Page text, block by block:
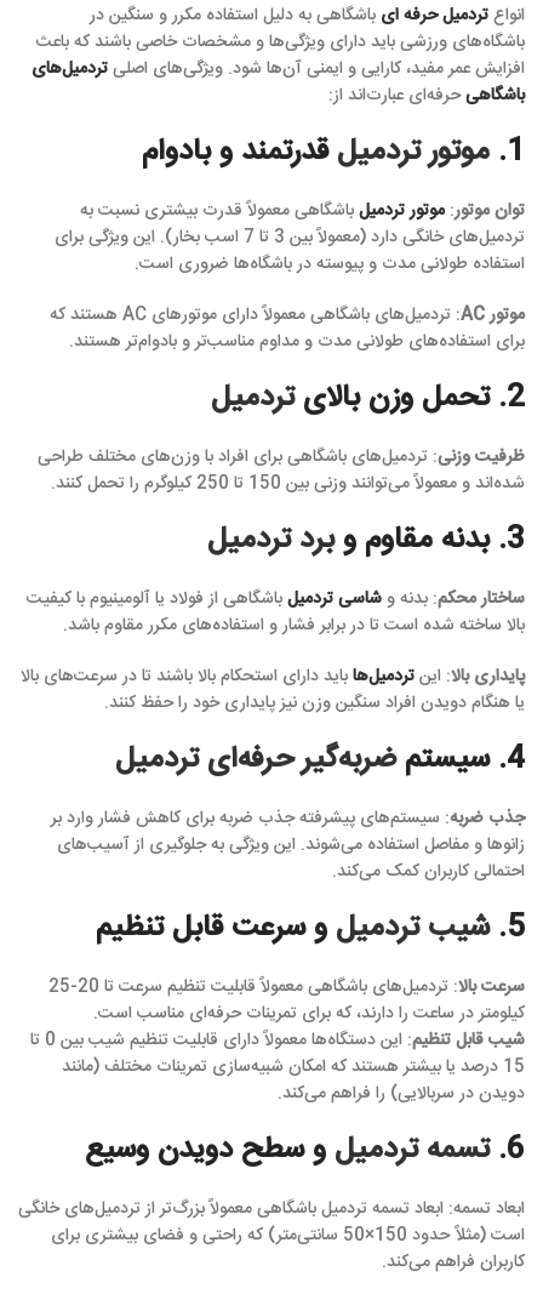
انواعتردمیل حرفه ای باشگاهی به دلیل استفاده مکرر و سنگین در
باشگاه‌های ورزشی باید دارای ویژگی‌ها و مشخصات خاصی باشند که باعث
افزایش عمر مفید، کارایی و ایمنی آن‌ها شود. ویژگی‌های اصلیتردمیل‌های
باشگاهیحرفه‌ای عبارت‌اند از:
1. موتور تردمیلقدرتمند و بادوام
توان موتور:موتور تردمیلباشگاهی معمولاً قدرت بیشتری نسبت به
تردمیل‌های خانگی دارد (معمولاً بین 3 تا 7 اسب بخار). این ویژگی برای
استفاده طولانی مدت و پیوسته در باشگاه‌ها ضروری است.
موتور AC
: تردمیل‌های باشگاهی معمولاً دارای موتورهای AC هستند که
برای استفاده‌های طولانی مدت و مداوم مناسب‌تر و بادوام‌تر هستند.
2. تحمل وزن بالای تردمیل
ظرفیت وزنی: تردمیل‌های باشگاهی برای افراد با وزن‌های مختلف طراحی
شده‌اند و معمولاً می‌توانند وزنی بین 150 تا 250 کیلوگرم را تحمل کنند.
3. بدنه مقاوم و برد تردمیل
ساختار محکم: بدنه وشاسی تردمیل‌باشگاهی از فولاد یا آلومینیوم با کیفیت
بالا ساخته شده است تا در برابر فشار و استفاده‌های مکرر مقاوم باشد.
پایداری بالا: اینتردمیل‌هاباید دارای استحکام بالا باشند تا در سرعت‌های بالا
یا هنگام دویدن افراد سنگین وزن نیز پایداری خود را حفظ کنند.
4. سیستم ضربه‌گیر حرفه‌ای تردمیل
جذب ضربه: سیستم‌های پیشرفته جذب ضربه برای کاهش فشار وارد بر
زانوها و مفاصل استفاده می‌شوند. این ویژگی به جلوگیری از آسیب‌های
احتمالی کاربران کمک می‌کند.
5. شیب تردمیل و سرعت قابل تنظیم
سرعت بالا
: تردمیل‌های باشگاهی معمولاً قابلیت تنظیم سرعت تا 20-25
کیلومتر در ساعت را دارند، که برای تمرینات حرفه‌ای مناسب است.
شیب قابل تنظیم
: این دستگاه‌ها معمولاً دارای قابلیت تنظیم شیب بین 0 تا
15 درصد یا بیشتر هستند که امکان شبیه‌سازی تمرینات مختلف (مانند
دویدن در سربالایی) را فراهم می‌کند.
6. تسمه تردمیل و سطح دویدن وسیع
ابعاد تسمه: ابعاد تسمه تردمیل باشگاهی معمولاً بزرگ‌تر از تردمیل‌های خانگی
است (مثلاً حدود 150×50 سانتی‌متر) که راحتی و فضای بیشتری برای
کاربران فراهم می‌کند.